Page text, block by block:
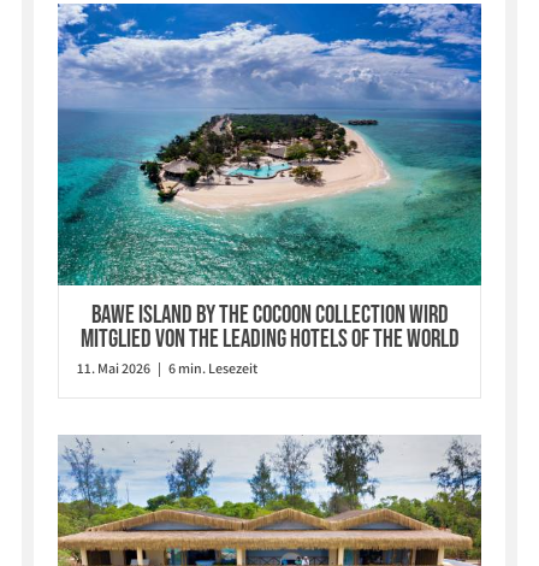
Bawe Island by The Cocoon Collection wird
Mitglied von The Leading Hotels of the World
11. Mai 2026 | 6 min. Lesezeit